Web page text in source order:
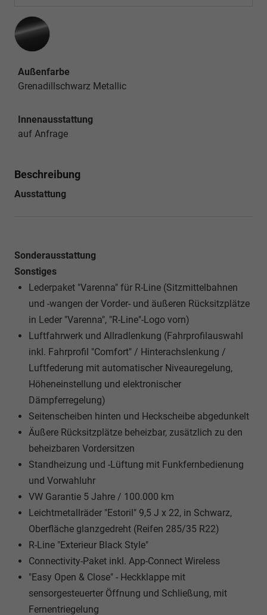
Außenfarbe
Grenadillschwarz Metallic
Innenausstattung
auf Anfrage
Beschreibung
Ausstattung
Sonderausstattung
Sonstiges
Lederpaket "Varenna" für R-Line (Sitzmittelbahnen
und -wangen der Vorder- und äußeren Rücksitzplätze
in Leder "Varenna", "R-Line"-Logo vorn)
Luftfahrwerk und Allradlenkung (Fahrprofilauswahl
inkl. Fahrprofil "Comfort" / Hinterachslenkung /
Luftfederung mit automatischer Niveauregelung,
Höheneinstellung und elektronischer
Dämpferregelung)
Seitenscheiben hinten und Heckscheibe abgedunkelt
Äußere Rücksitzplätze beheizbar, zusätzlich zu den
beheizbaren Vordersitzen
Standheizung und -Lüftung mit Funkfernbedienung
und Vorwahluhr
VW Garantie 5 Jahre / 100.000 km
Leichtmetallräder "Estoril" 9,5 J x 22, in Schwarz,
Oberfläche glanzgedreht (Reifen 285/35 R22)
R-Line "Exterieur Black Style"
Connectivity-Paket inkl. App-Connect Wireless
"Easy Open & Close" - Heckklappe mit
sensorgesteuerter Öffnung und Schließung, mit
Fernentriegelung